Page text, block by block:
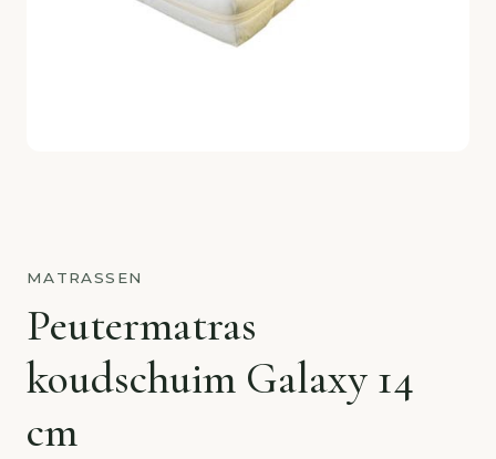
MATRASSEN
Peutermatras
koudschuim Galaxy 14
cm